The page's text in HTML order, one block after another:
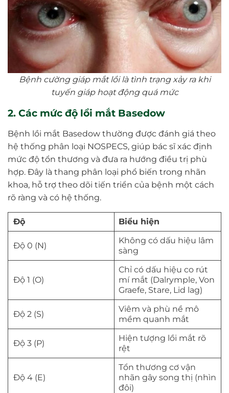
Bệnh cường giáp mắt lồi là tình trạng xảy ra khi
tuyến giáp hoạt động quá mức
2. Các mức độ lồi mắt Basedow
Bệnh lồi mắt Basedow thường được đánh giá theo
hệ thống phân loại NOSPECS, giúp bác sĩ xác định
mức độ tổn thương và đưa ra hướng điều trị phù
hợp. Đây là thang phân loại phổ biến trong nhãn
khoa, hỗ trợ theo dõi tiến triển của bệnh một cách
rõ ràng và có hệ thống.
Độ Biểu hiện
Độ 0 (N)
Không có dấu hiệu lâm
sàng
Độ 1 (O)
Chỉ có dấu hiệu co rút
mí mắt (Dalrymple, Von
Graefe, Stare, Lid lag)
Độ 2 (S)
Viêm và phù nề mô
mềm quanh mắt
Độ 3 (P)
Hiện tượng lồi mắt rõ
rệt
Độ 4 (E)
Tổn thương cơ vận
nhãn gây song thị (nhìn
đôi)